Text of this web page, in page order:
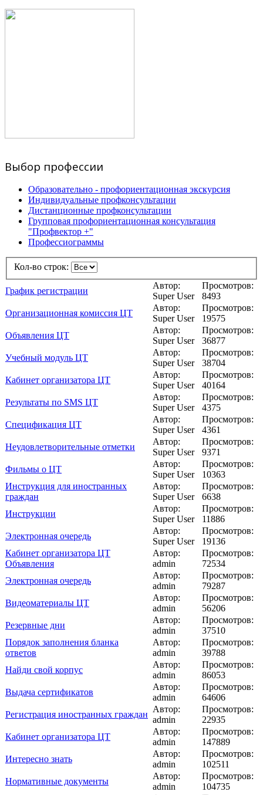
Выбор профессии
Образовательно - профориентационная экскурсия
Индивидуальные профконсультации
Дистанционные профконсультации
Групповая профориентационная консультация
"Профвектор +"
Профессиограммы
Кол-во строк:
График регистрации
Автор:
Super User
Просмотров:
8493
Организационная комиссия ЦТ
Автор:
Super User
Просмотров:
19575
Объявления ЦТ
Автор:
Super User
Просмотров:
36877
Учебный модуль ЦТ
Автор:
Super User
Просмотров:
38704
Кабинет организатора ЦТ
Автор:
Super User
Просмотров:
40164
Результаты по SMS ЦТ
Автор:
Super User
Просмотров:
4375
Спецификация ЦТ
Автор:
Super User
Просмотров:
4361
Неудовлетворительные отметки
Автор:
Super User
Просмотров:
9371
Фильмы о ЦТ
Автор:
Super User
Просмотров:
10363
Инструкция для иностранных
граждан
Автор:
Super User
Просмотров:
6638
Инструкции
Автор:
Super User
Просмотров:
11886
Электронная очередь
Автор:
Super User
Просмотров:
19136
Кабинет организатора ЦТ
Объявления
Автор:
admin
Просмотров:
72534
Электронная очередь
Автор:
admin
Просмотров:
79287
Видеоматериалы ЦТ
Автор:
admin
Просмотров:
56206
Резервные дни
Автор:
admin
Просмотров:
37510
Порядок заполнения бланка
ответов
Автор:
admin
Просмотров:
39788
Найди свой корпус
Автор:
admin
Просмотров:
86053
Выдача сертификатов
Автор:
admin
Просмотров:
64606
Регистрация иностранных граждан
Автор:
admin
Просмотров:
22935
Кабинет организатора ЦТ
Автор:
admin
Просмотров:
147889
Интересно знать
Автор:
admin
Просмотров:
102511
Нормативные документы
Автор:
admin
Просмотров:
104735